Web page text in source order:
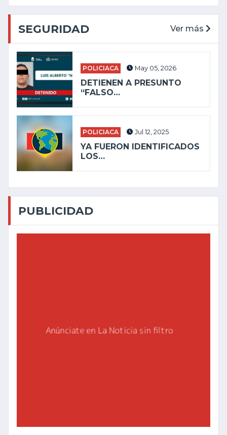
SEGURIDAD Ver más
POLICIACA May 05, 2026
DETIENEN A PRESUNTO
“FALSO…
POLICIACA Jul 12, 2025
YA FUERON IDENTIFICADOS
LOS…
PUBLICIDAD